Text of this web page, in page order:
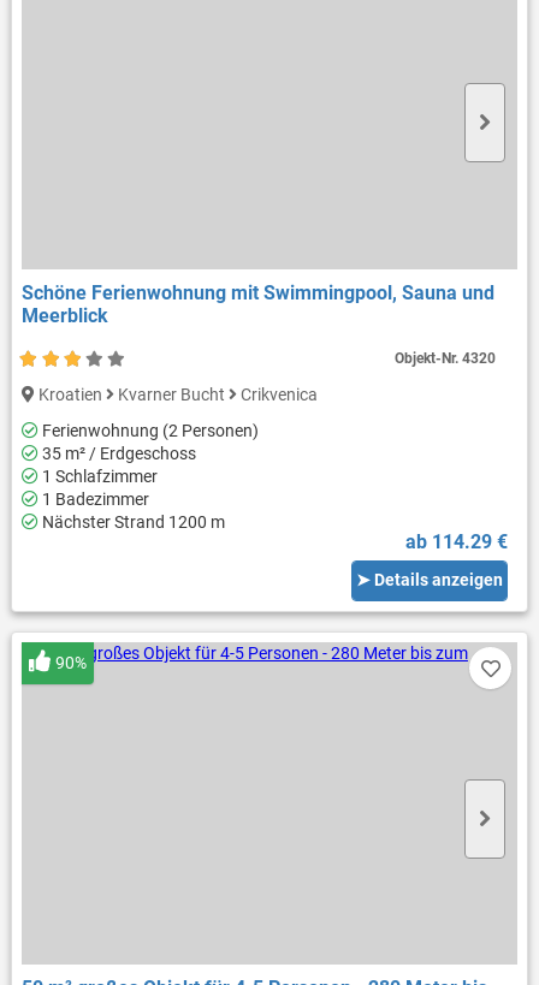
Schöne Ferienwohnung mit Swimmingpool, Sauna und
Meerblick
Kroatien Kvarner Bucht
Crikvenica
Ferienwohnung (2 Personen)
35 m² / Erdgeschoss
1 Schlafzimmer
1 Badezimmer
Nächster Strand 1200 m
ab 114.29 €
➤ Details anzeigen
Objekt-Nr.4320
90%